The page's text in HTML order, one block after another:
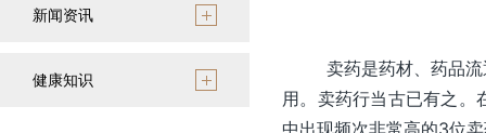
新闻资讯
健康知识
卖药是药材、药品流通
用。卖药行当古已有之。
中出现频次非常高的3位